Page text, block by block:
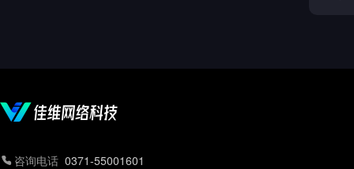
咨询电话 0371-55001601